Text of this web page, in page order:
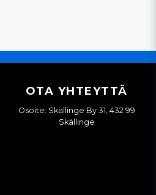
OTA YHTEYTTÄ
Osoite: Skällinge By 31, 432 99
Skällinge